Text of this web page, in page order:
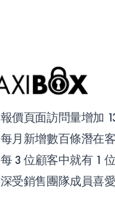
報價頁面訪問量增加
每月新增數百條潛在
每 3 位顧客中就有 1
深受銷售團隊成員喜愛